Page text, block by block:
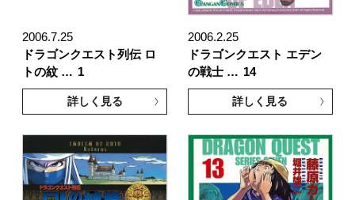
2006.7.25
ドラゴンクエスト列伝 ロ
トの紋 … 1
詳しく見る
2006.2.25
ドラゴンクエスト エデン
の戦士 … 14
詳しく見る